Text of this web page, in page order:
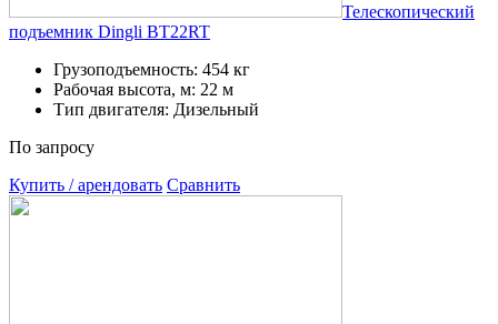
Телескопический
подъемник Dingli BT22RT
Грузоподъемность: 454 кг
Рабочая высота, м: 22 м
Тип двигателя: Дизельный
По запросу
Купить / арендовать Сравнить